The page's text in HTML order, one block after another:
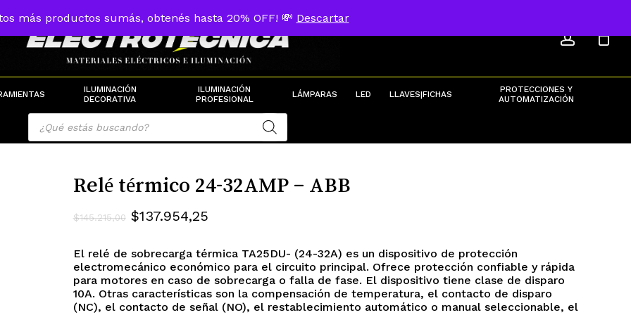
más productos sumás, obtenés hasta 20% OFF! 💸 Descartar
ILUMINACIÓN
DECORATIVA
ILUMINACIÓN
PROFESIONAL
LÁMPARAS LED LLAVES|FICHAS
PROTECCIONES Y
AUTOMATIZACIÓN
Cart Cart
Products
search
Relé térmico 24-32AMP – ABB
$145.215,00 El
original
era:
$145.215,00.
$137.954,25El
actual
es:
$137.954,25.
El relé de sobrecarga térmica TA25DU- (24-32A) es un dispositivo de protección
electromecánico económico para el circuito principal. Ofrece protección confiable y rápida
para motores en caso de sobrecarga o falla de fase. El dispositivo tiene clase de disparo
10A. Otras características son la compensación de temperatura, el contacto de disparo
(NC), el contacto de señal (NO), el restablecimiento automático o manual seleccionable, el